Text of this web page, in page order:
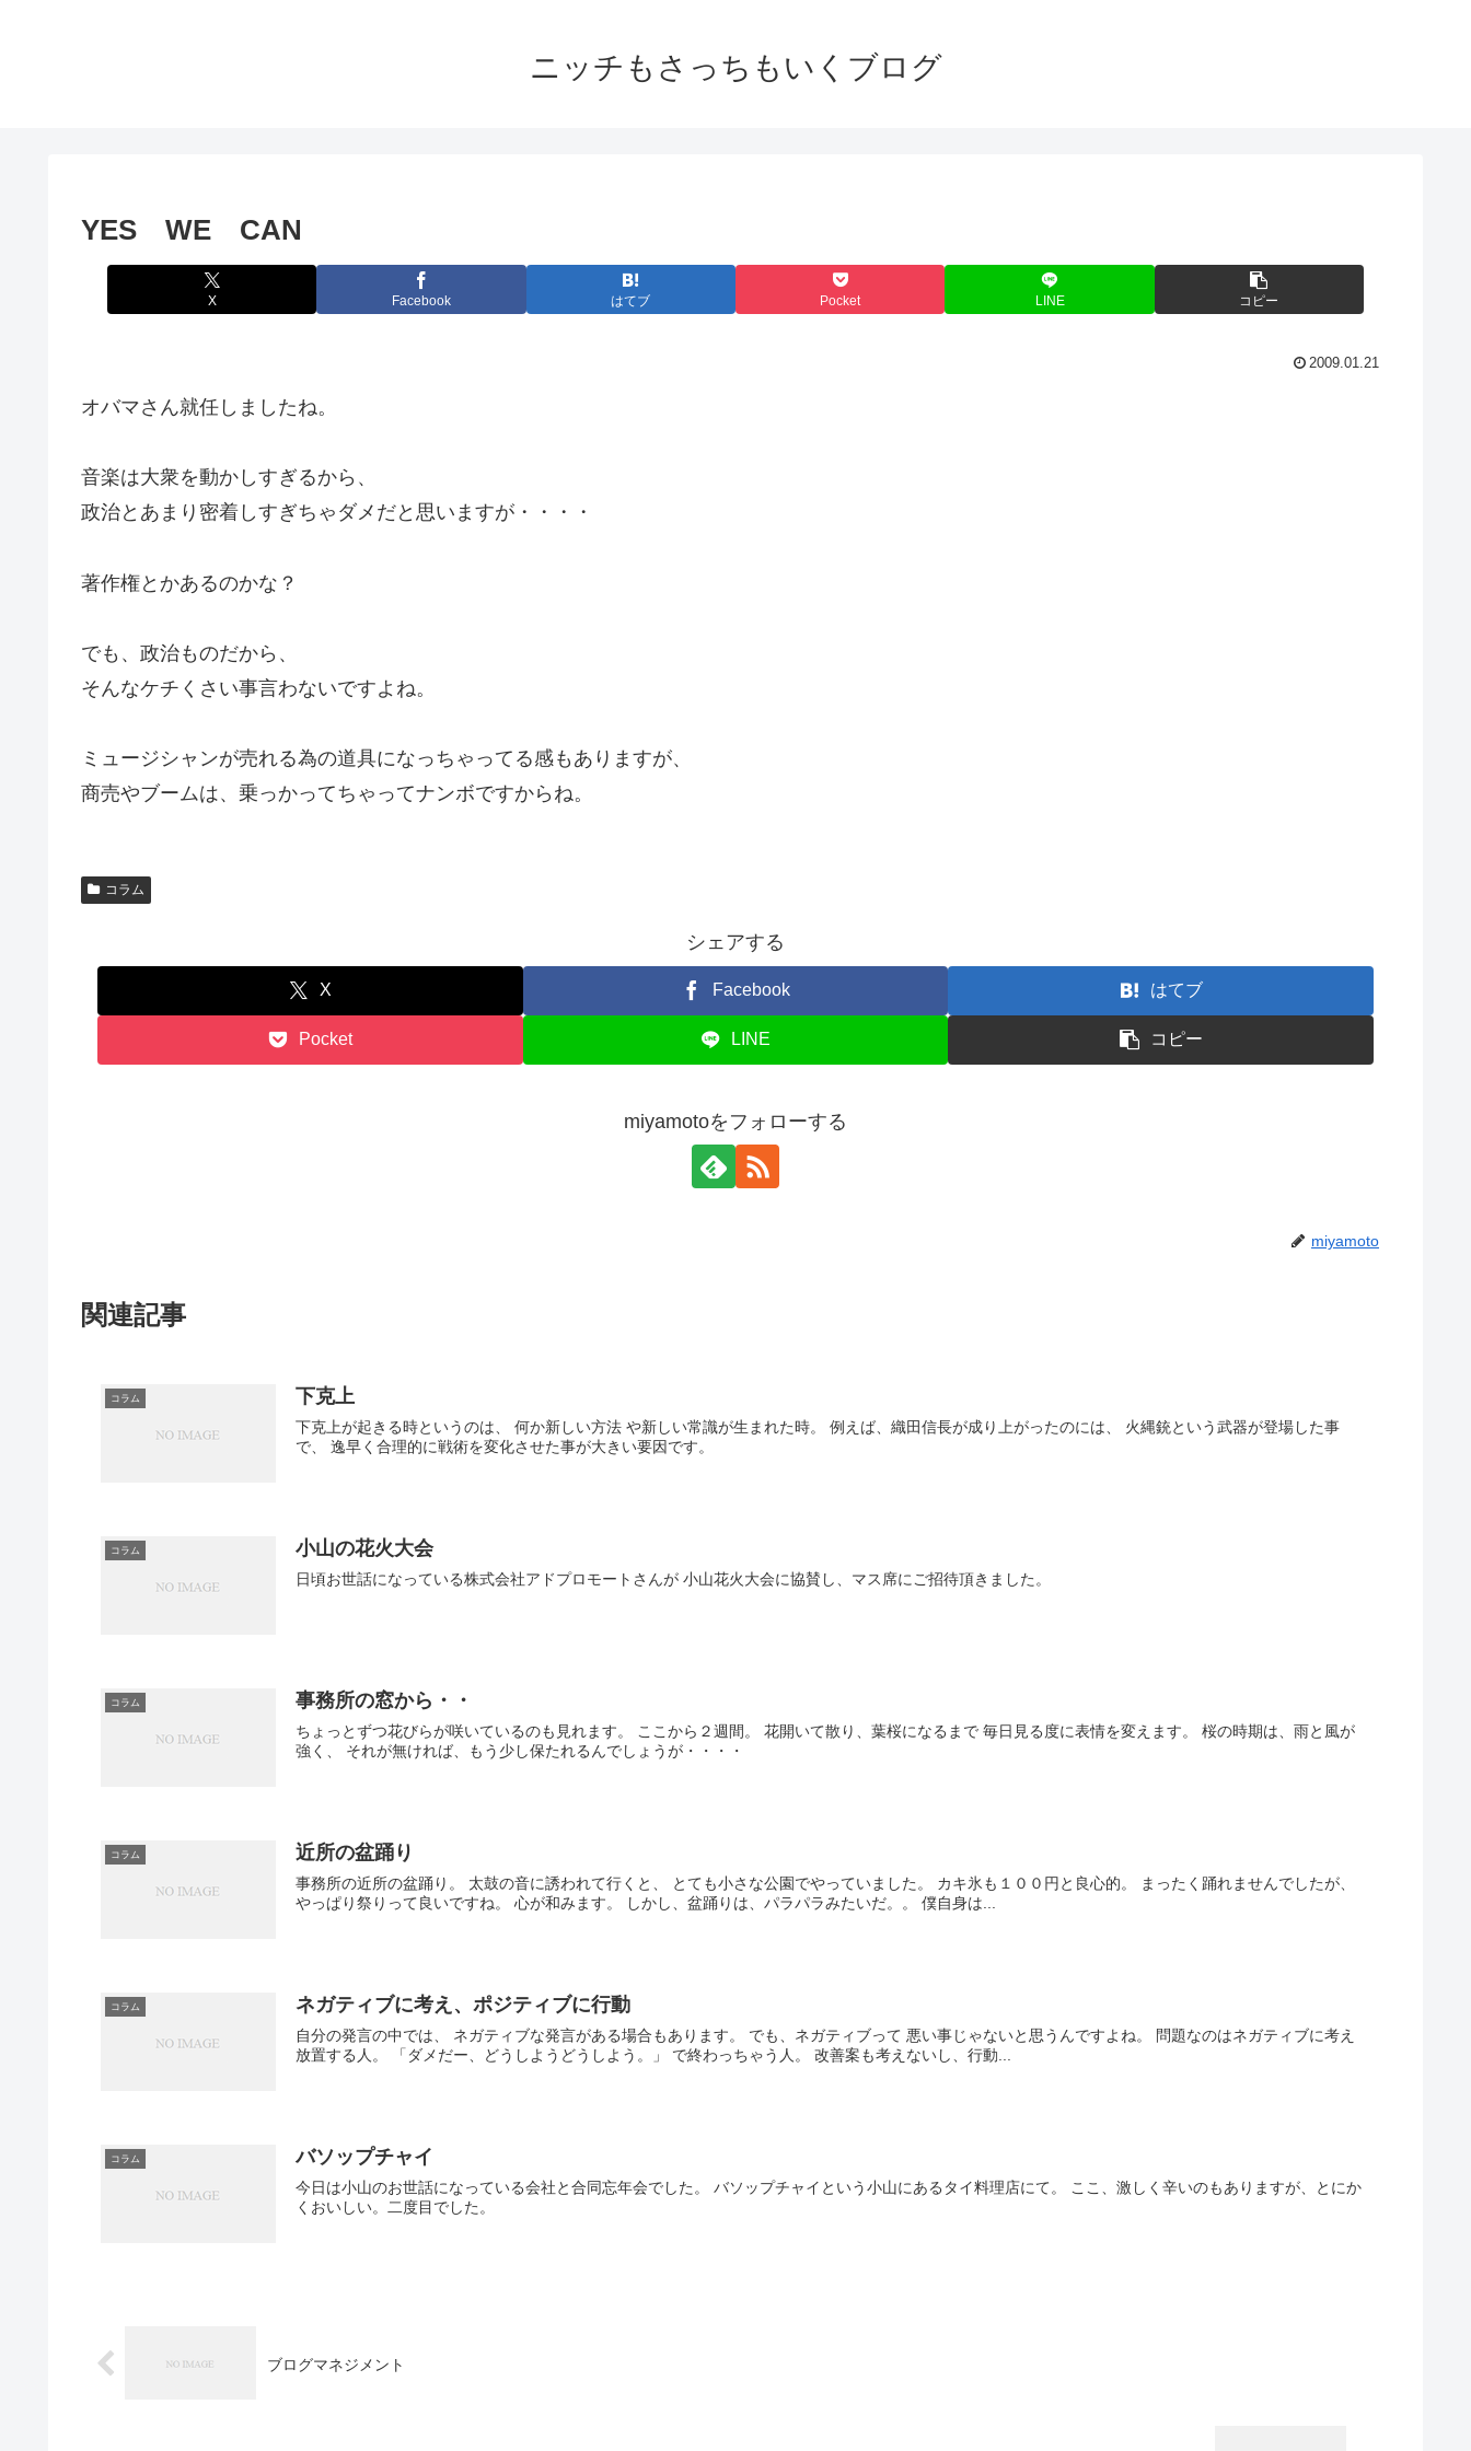
ニッチもさっちもいくブログ
YES WE CAN
X Facebook はてブ Pocket LINE コピー
2009.01.21
オバマさん就任しましたね。
音楽は大衆を動かしすぎるから、
政治とあまり密着しすぎちゃダメだと思いますが・・・・
著作権とかあるのかな？
でも、政治ものだから、
そんなケチくさい事言わないですよね。
ミュージシャンが売れる為の道具になっちゃってる感もありますが、
商売やブームは、乗っかってちゃってナンボですからね。
コラム
シェアする
X Facebook はてブ
Pocket LINE コピー
miyamotoをフォローする
miyamoto
関連記事
コラム 下克上
下克上が起きる時というのは、 何か新しい方法 や新しい常識が生まれた時。 例えば、織田信長が成り上がったのには、 火縄銃という武器が登場した事
で、 逸早く合理的に戦術を変化させた事が大きい要因です。
コラム 小山の花火大会
日頃お世話になっている株式会社アドプロモートさんが 小山花火大会に協賛し、マス席にご招待頂きました。
コラム 事務所の窓から・・
ちょっとずつ花びらが咲いているのも見れます。 ここから２週間。 花開いて散り、葉桜になるまで 毎日見る度に表情を変えます。 桜の時期は、雨と風が
強く、 それが無ければ、もう少し保たれるんでしょうが・・・・
コラム 近所の盆踊り
事務所の近所の盆踊り。 太鼓の音に誘われて行くと、 とても小さな公園でやっていました。 カキ氷も１００円と良心的。 まったく踊れませんでしたが、
やっぱり祭りって良いですね。 心が和みます。 しかし、盆踊りは、パラパラみたいだ。。 僕自身は...
コラム ネガティブに考え、ポジティブに行動
自分の発言の中では、 ネガティブな発言がある場合もあります。 でも、ネガティブって 悪い事じゃないと思うんですよね。 問題なのはネガティブに考え
放置する人。 「ダメだー、どうしようどうしよう。」 で終わっちゃう人。 改善案も考えないし、行動...
コラム バソップチャイ
今日は小山のお世話になっている会社と合同忘年会でした。 バソップチャイという小山にあるタイ料理店にて。 ここ、激しく辛いのもありますが、とにか
くおいしい。二度目でした。
ブログマネジメント